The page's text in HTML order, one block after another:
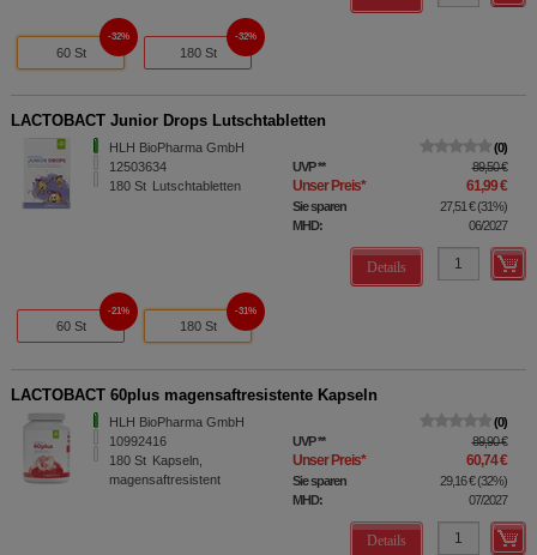
60 St
32%
180 St
32%
LACTOBACT Junior Drops Lutschtabletten
HLH BioPharma GmbH
12503634
180 St Lutschtabletten
0
UVP** 89,50 €
Unser Preis* 61,99 €
Sie sparen 27,51 €(31%)
MHD:
06/2027
Details
60 St
21%
180 St
31%
LACTOBACT 60plus magensaftresistente Kapseln
HLH BioPharma GmbH
10992416
180 St Kapseln,
magensaftresistent
0
UVP** 89,90 €
Unser Preis* 60,74 €
Sie sparen 29,16 €(32%)
MHD:
07/2027
Details